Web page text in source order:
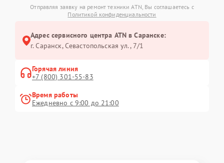
Отправляя заявку на ремонт техники ATN, Вы соглашаетесь с
Политикой конфиденциальности
Адрес сервисного центра ATN в Саранске:
г. Саранск, Севастопольская ул., 7/1
Горячая линия
+7 (800) 301-55-83
Время работы
Ежедневно с 9:00 до 21:00